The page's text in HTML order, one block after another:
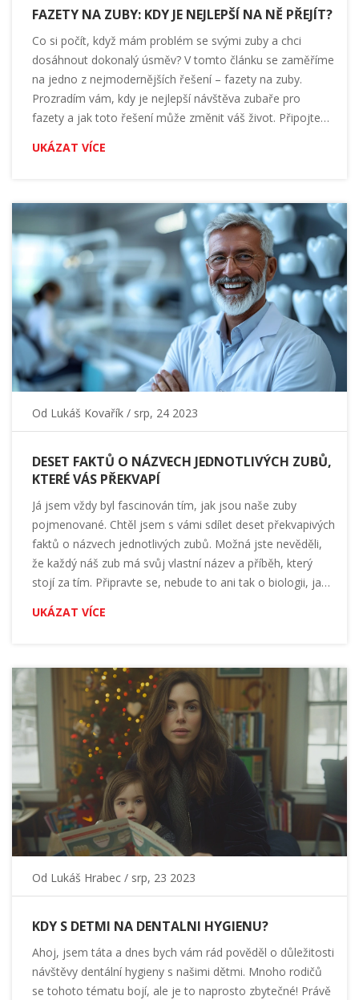
FAZETY NA ZUBY: KDY JE NEJLEPŠÍ NA NĚ PŘEJÍT?
Co si počít, když mám problém se svými zuby a chci
dosáhnout dokonalý úsměv? V tomto článku se zaměříme
na jedno z nejmodernějších řešení – fazety na zuby.
Prozradím vám, kdy je nejlepší návštěva zubaře pro
fazety a jak toto řešení může změnit váš život. Připojte
se ke mně na této cestě za úsměvem, o kterém jste vždy
snili. Rád s vámi sdílím své znalosti a poznatky.
UKÁZAT VÍCE
Od Lukáš Kovařík / srp, 24 2023
DESET FAKTŮ O NÁZVECH JEDNOTLIVÝCH ZUBŮ,
KTERÉ VÁS PŘEKVAPÍ
Já jsem vždy byl fascinován tím, jak jsou naše zuby
pojmenované. Chtěl jsem s vámi sdílet deset překvapivých
faktů o názvech jednotlivých zubů. Možná jste nevěděli,
že každý náš zub má svůj vlastní název a příběh, který
stojí za tím. Připravte se, nebude to ani tak o biologii, jako
spíše o zajímavostech a historii našich zubů. Tak hurá do
toho, objevme společně svět našich úst!
UKÁZAT VÍCE
Od Lukáš Hrabec / srp, 23 2023
KDY S DETMI NA DENTALNI HYGIENU?
Ahoj, jsem táta a dnes bych vám rád pověděl o důležitosti
návštěvy dentální hygieny s našimi dětmi. Mnoho rodičů
se tohoto tématu bojí, ale je to naprosto zbytečné! Právě